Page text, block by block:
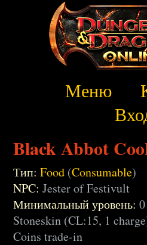
Меню
Black Abbot
Тип: Food (Consumable)
NPC: Jester of Festivult
Минимальный уровень: 0
Stoneskin (CL:15, 1
Coins trade-in